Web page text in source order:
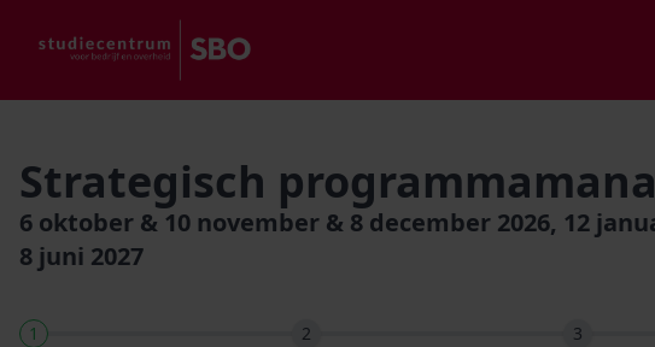
Strategisch
6 oktober & 10 november & 8 december 2026, 12
8 juni 2027
1 2 3